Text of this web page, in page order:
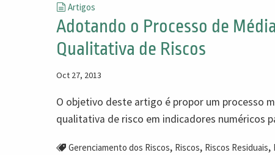
Artigos
Adotando o Processo de
Qualitativa de Riscos
Oct 27, 2013
O objetivo deste artigo é propor um processo
qualitativa de risco em indicadores numéricos
Gerenciamento dos Riscos, Riscos, Riscos Residuais,